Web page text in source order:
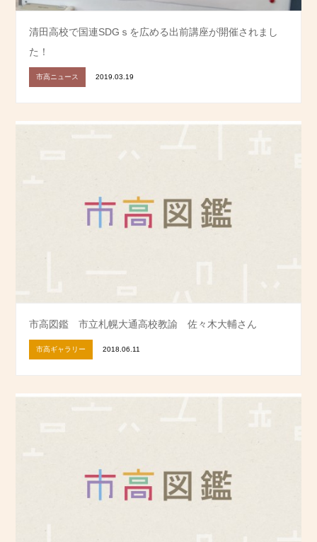
清田高校で国連SDGｓを広める出前講座が開催されまし
た！
市高ニュース 2019.03.19
市高図鑑 市立札幌大通高校教諭 佐々木大輔さん
市高ギャラリー 2018.06.11